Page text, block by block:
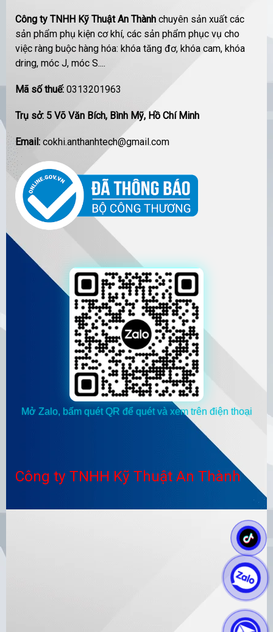
Công ty TNHH Kỹ Thuật An Thành chuyên sản xuất các
sản phẩm phụ kiện cơ khí, các sản phẩm phục vụ cho
việc ràng buộc hàng hóa: khóa tăng đơ, khóa cam, khóa
dring, móc J, móc S....
Mã số thuế: 0313201963
Trụ sở: 5 Võ Văn Bích, Bình Mỹ, Hồ Chí Minh
Email: cokhi.anthanhtech@gmail.com
Mở Zalo, bấm quét QR để quét và xem trên điện thoại
Công ty TNHH Kỹ Thuật An Thành